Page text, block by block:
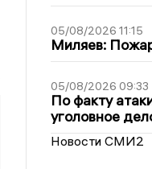
05/08/2026 11:15
Миляев:
05/08/2026 09:33
По факту
уголовное
Новости СМИ2